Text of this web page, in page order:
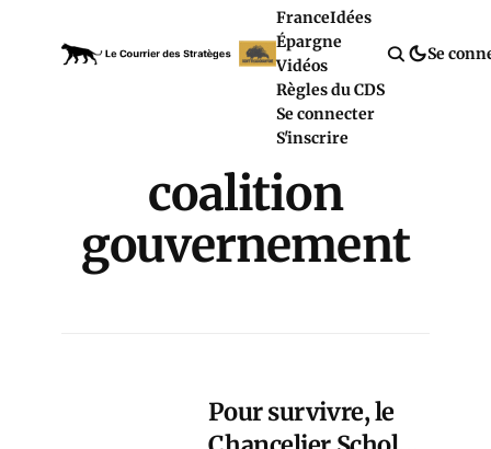
FranceIdées
Épargne
Vidéos
Règles du CDS
Se connecter
S'inscrire
Se
coalition
gouvernement
Pour survivre, le